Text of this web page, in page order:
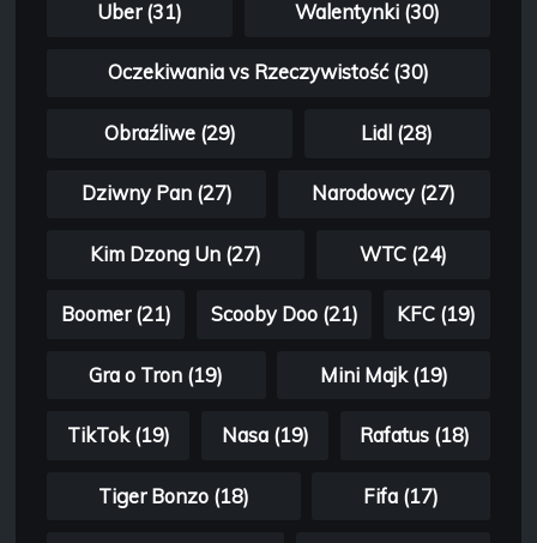
Uber (31) Walentynki (30)
Oczekiwania vs Rzeczywistość (30)
Obraźliwe (29) Lidl (28)
Dziwny Pan (27) Narodowcy (27)
Kim Dzong Un (27) WTC (24)
Boomer (21) Scooby Doo (21) KFC (19)
Gra o Tron (19) Mini Majk (19)
TikTok (19) Nasa (19) Rafatus (18)
Tiger Bonzo (18) Fifa (17)